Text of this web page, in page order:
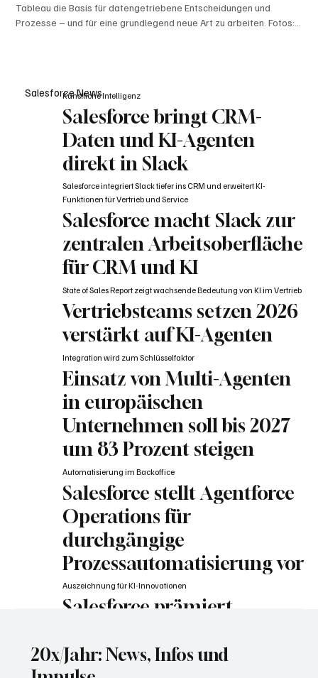
Tableau die Basis für datengetriebene Entscheidungen und
Prozesse – und für eine grundlegend neue Art zu arbeiten. Fotos:
ganzheitliche Entsorgungs- und Recyclinglösungen. Die Visi
Künstliche Intelligenz
Salesforce bringt CRM-
Daten und KI-Agenten
direkt in Slack
Salesforce integriert Slack tiefer ins CRM und erweitert KI-
Funktionen für Vertrieb und Service
Salesforce macht Slack zur
zentralen Arbeitsoberfläche
für CRM und KI
State of Sales Report zeigt wachsende Bedeutung von KI im Vertrieb
Vertriebsteams setzen 2026
verstärkt auf KI-Agenten
Integration wird zum Schlüsselfaktor
Einsatz von Multi-Agenten
in europäischen
Unternehmen soll bis 2027
um 83 Prozent steigen
Automatisierung im Backoffice
Salesforce stellt Agentforce
Operations für
durchgängige
Prozessautomatisierung vor
Auszeichnung für KI-Innovationen
Salesforce prämiert
Unternehmen
Salesforce News
20x/Jahr: News, Infos und